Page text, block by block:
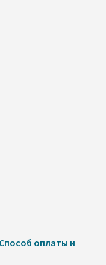
Cпособ оплаты и